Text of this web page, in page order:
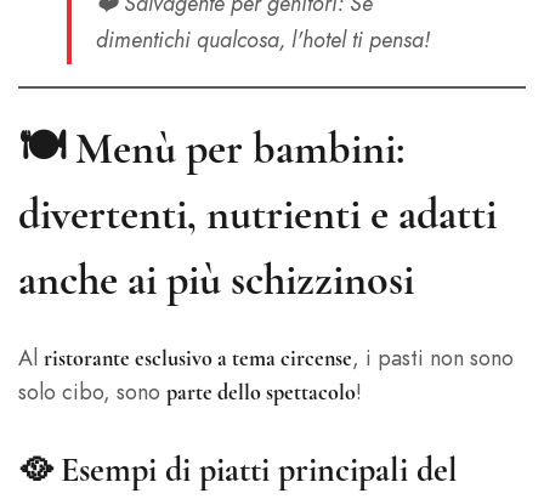
dimentichi qualcosa, l'hotel ti pensa!
🍽️Menù per bambini:
divertenti, nutrienti e adatti
anche ai più schizzinosi
Al ristorante esclusivo a tema circense, i pasti non sono
solo cibo, sono parte dello spettacolo!
🥘Esempi di piatti principali del